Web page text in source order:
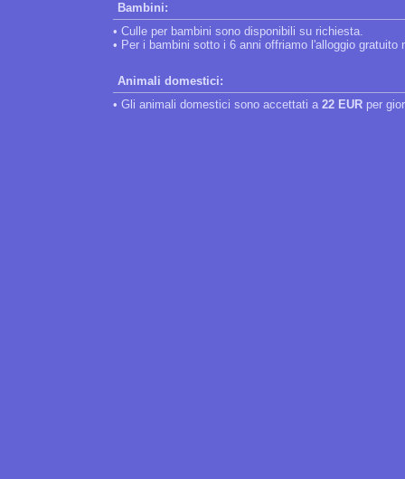
Bambini:
• Culle per bambini sono disponibili su richiesta.
• Per i bambini sotto i 6 anni offriamo l'alloggio gratuito
Animali domestici:
• Gli animali domestici sono accettati a 22 EUR per